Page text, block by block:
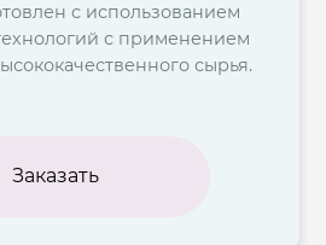
с использованием
с применением
сырья.
Заказать